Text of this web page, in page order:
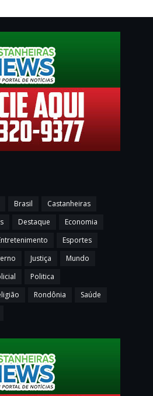
Brasil
Castanheiras
Destaque
Economia
Esportes
Justiça
Mundo
Politica
Rondônia
Saúde